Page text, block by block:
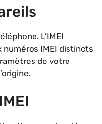
L’IMEI
numéros IMEI distincts
de votre